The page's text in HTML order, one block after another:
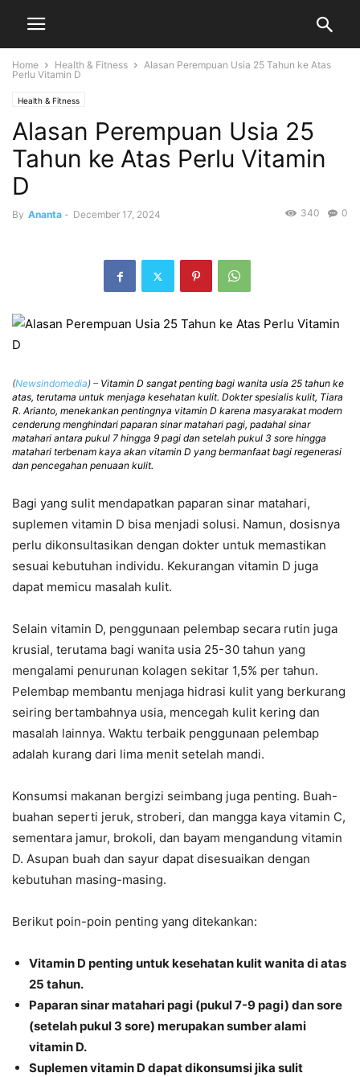
Home Health & Fitness
Alasan Perempuan Usia 25 Tahun ke Atas
Perlu Vitamin D
Health & Fitness
Alasan Perempuan Usia 25
Tahun ke Atas Perlu Vitamin
D
By Ananta - December 17, 2024 0
340
(Newsindomedia) – Vitamin D sangat penting bagi wanita usia 25 tahun ke
atas, terutama untuk menjaga kesehatan kulit. Dokter spesialis kulit, Tiara
R. Arianto, menekankan pentingnya vitamin D karena masyarakat modern
cenderung menghindari paparan sinar matahari pagi, padahal sinar
matahari antara pukul 7 hingga 9 pagi dan setelah pukul 3 sore hingga
matahari terbenam kaya akan vitamin D yang bermanfaat bagi regenerasi
dan pencegahan penuaan kulit.
Bagi yang sulit mendapatkan paparan sinar matahari,
suplemen vitamin D bisa menjadi solusi. Namun, dosisnya
perlu dikonsultasikan dengan dokter untuk memastikan
sesuai kebutuhan individu. Kekurangan vitamin D juga
dapat memicu masalah kulit.
Selain vitamin D, penggunaan pelembap secara rutin juga
krusial, terutama bagi wanita usia 25-30 tahun yang
mengalami penurunan kolagen sekitar 1,5% per tahun.
Pelembap membantu menjaga hidrasi kulit yang berkurang
seiring bertambahnya usia, mencegah kulit kering dan
masalah lainnya. Waktu terbaik penggunaan pelembap
adalah kurang dari lima menit setelah mandi.
Konsumsi makanan bergizi seimbang juga penting. Buah-
buahan seperti jeruk, stroberi, dan mangga kaya vitamin C,
sementara jamur, brokoli, dan bayam mengandung vitamin
D. Asupan buah dan sayur dapat disesuaikan dengan
kebutuhan masing-masing.
Berikut poin-poin penting yang ditekankan:
Vitamin D penting untuk kesehatan kulit wanita di atas
25 tahun.
Paparan sinar matahari pagi (pukul 7-9 pagi) dan sore
(setelah pukul 3 sore) merupakan sumber alami
vitamin D.
Suplemen vitamin D dapat dikonsumsi jika sulit